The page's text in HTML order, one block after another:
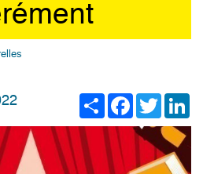
ShareFacebook
Twitter